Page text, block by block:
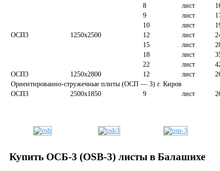
ОСП3 1250х2500
8 лист
9
лист
10
лист
12
лист
15
лист
18
лист
22
лист
ОСП3
1250х2800 12 лист
Ориентированно-стружечные плиты (ОСП — 3) г. Киров
ОСП3
2500х1850 9 лист
Купить ОСБ-3 (OSB-3) листы в Балашихе